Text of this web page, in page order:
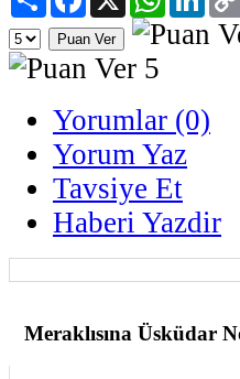
Yorumlar (0)
Yorum Yaz
Tavsiye Et
Haberi Yazdir
Meraklısına Üsküdar